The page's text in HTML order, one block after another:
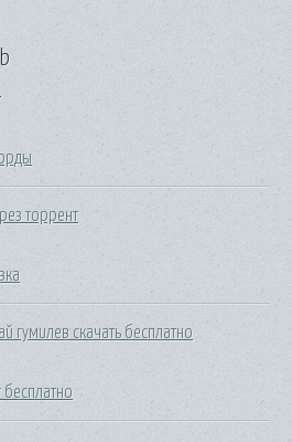
торрент
гумилев скачать бесплатно
бесплатно